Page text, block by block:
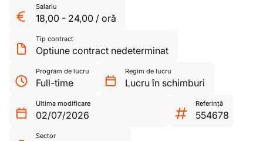
Salariu
18,00 - 24,00 / oră
Tip contract
Optiune contract nedeterminat
Program de lucru
Full-time
Regim de lucru
Lucru în schimburi
Ultima modificare
02/07/2026
Referință
554678
Sector